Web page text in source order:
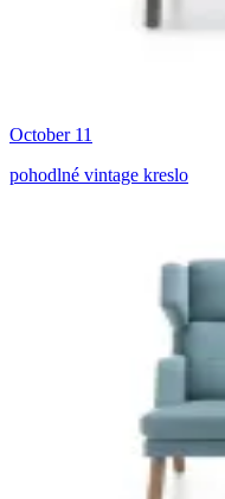
October 11
pohodlné vintage kreslo